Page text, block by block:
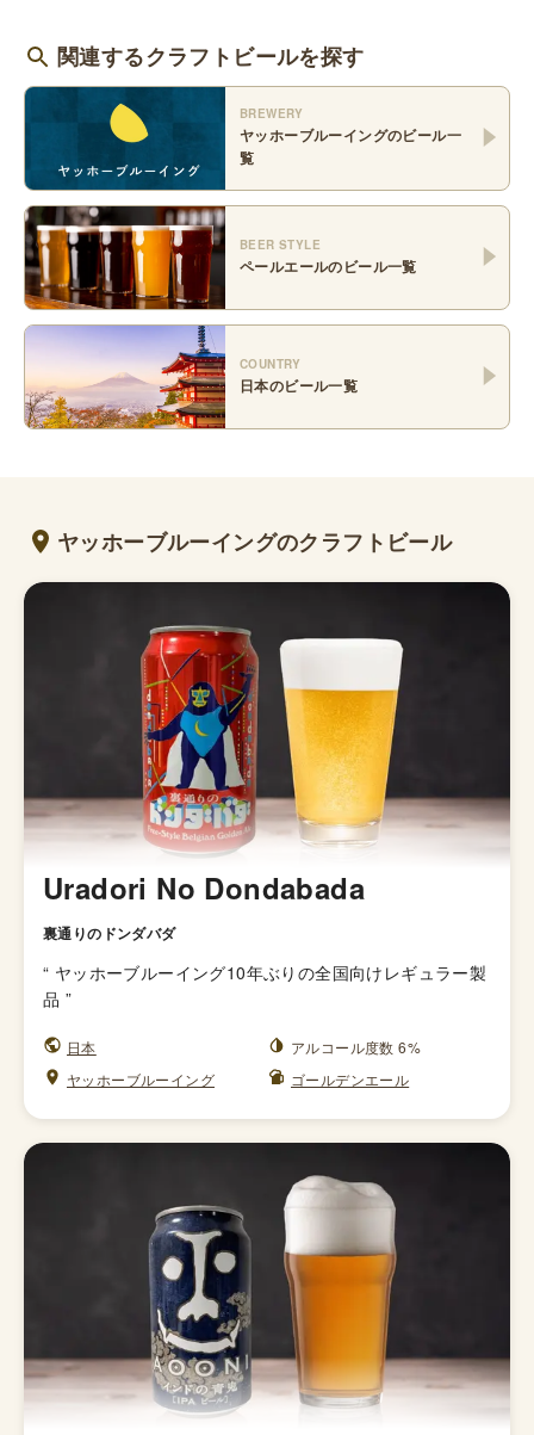
関連するクラフトビールを探す
BREWERY
ヤッホーブルーイングのビール一
覧
BEER STYLE
ペールエールのビール一覧
COUNTRY
日本のビール一覧
ヤッホーブルーイングのクラフトビール
Uradori No Dondabada
裏通りのドンダバダ
“ ヤッホーブルーイング10年ぶりの全国向けレギュラー製
品 ”
日本
アルコール度数 6%
ヤッホーブルーイング
ゴールデンエール